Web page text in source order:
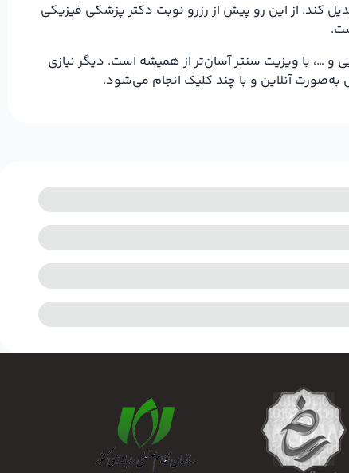
کند. از این رو پیش از رزرو نوبت دکتر پزشکی فیزیکی
با ویزیت سنتر آسان‌تر از همیشه است. دیگر نیازی
آنلاین و با چند کلیک انجام می‌شود.